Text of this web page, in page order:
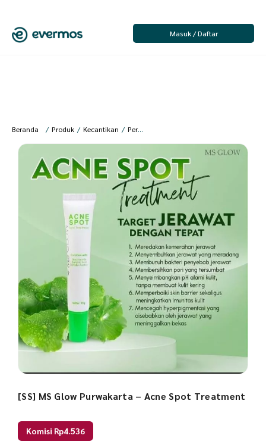
Masuk / Daftar
Beranda / Produk / Kecantikan / Perawatan Wajah
[SS] MS Glow Purwakarta – Acne Spot Treatment
Komisi Rp4.536